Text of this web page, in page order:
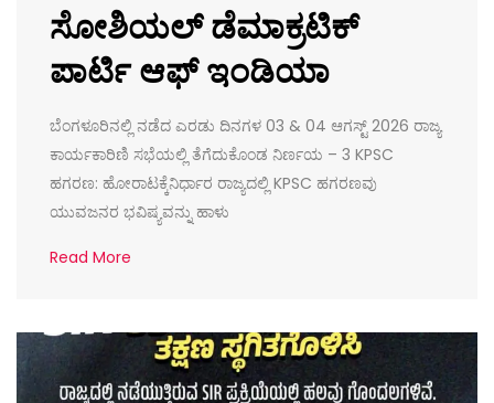
ಸೋಶಿಯಲ್ ಡೆಮಾಕ್ರಟಿಕ್
ಪಾರ್ಟಿ ಆಫ್ ಇಂಡಿಯಾ
ಬೆಂಗಳೂರಿನಲ್ಲಿ ನಡೆದ ಎರಡು ದಿನಗಳ 03 & 04 ಆಗಸ್ಟ್ 2026 ರಾಜ್ಯ
ಕಾರ್ಯಕಾರಿಣಿ ಸಭೆಯಲ್ಲಿ ತೆಗೆದುಕೊಂಡ ನಿರ್ಣಯ – 3 KPSC
ಹಗರಣ: ಹೋರಾಟಕ್ಕೆನಿರ್ಧಾರ ರಾಜ್ಯದಲ್ಲಿ KPSC ಹಗರಣವು
ಯುವಜನರ ಭವಿಷ್ಯವನ್ನು ಹಾಳು
Read More